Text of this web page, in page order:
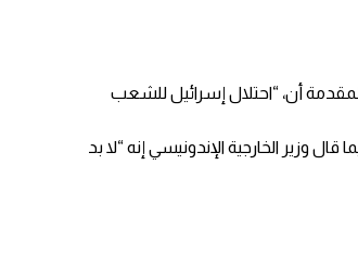
وجاء في الدعوى المقدمة أن، “احتلال إسرائيل للشعب
وزير الخارجية الإندونيسي إنه “لا بد